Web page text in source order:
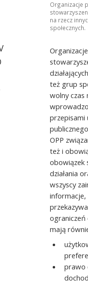
Fundacja Pomocy
Organizacje
na rzecz
społecznych.
też grup
wolny czas
przepisami
OPP
też i
obowiązek
działania
wszyscy
informacje,
ograniczeń
mają
prawo